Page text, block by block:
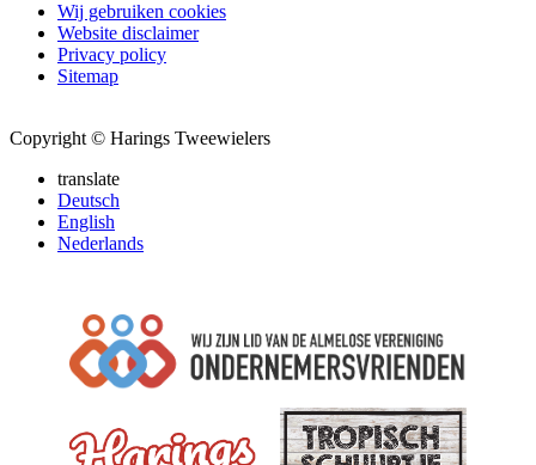
Wij gebruiken cookies
Website disclaimer
Privacy policy
Sitemap
Copyright © Harings Tweewielers
translate
Deutsch
English
Nederlands